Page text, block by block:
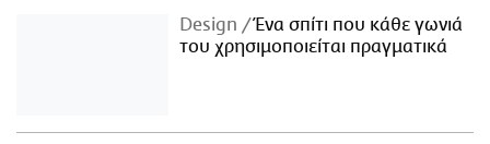
Design
Ένα σπίτι που κάθε γωνιά
του χρησιμοποιείται πραγματικά